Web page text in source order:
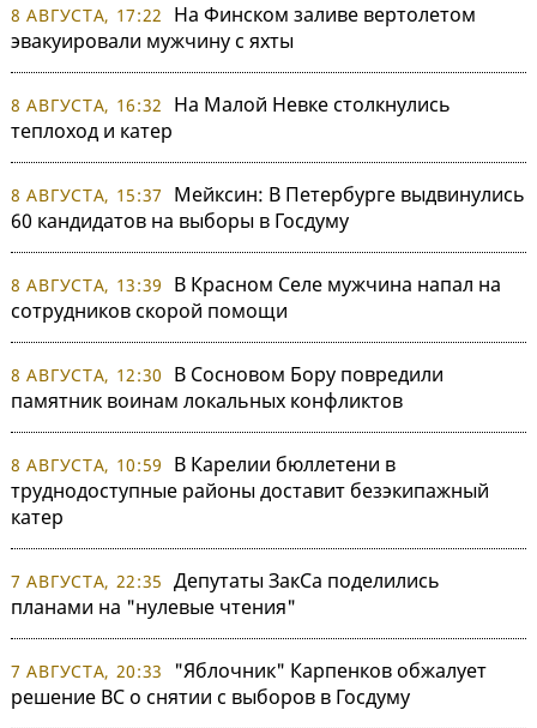
8 АВГУСТА, 17:22
На Финском заливе вертолетом
эвакуировали мужчину с яхты
8 АВГУСТА, 16:32
На Малой Невке столкнулись
теплоход и катер
8 АВГУСТА, 15:37
Мейксин: В Петербурге выдвинулись
60 кандидатов на выборы в Госдуму
8 АВГУСТА, 13:39
В Красном Селе мужчина напал на
сотрудников скорой помощи
8 АВГУСТА, 12:30
В Сосновом Бору повредили
памятник воинам локальных конфликтов
8 АВГУСТА, 10:59
В Карелии бюллетени в
труднодоступные районы доставит безэкипажный
катер
7 АВГУСТА, 22:35 Депутаты ЗакСа поделились
планами на "нулевые чтения"
7 АВГУСТА, 20:33
"Яблочник" Карпенков обжалует
решение ВС о снятии с выборов в Госдуму